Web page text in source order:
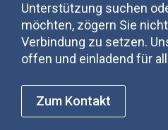
Unterstützung suchen
möchten, zögern Sie
Verbindung zu setzen.
offen und einladend für
Zum Kontakt